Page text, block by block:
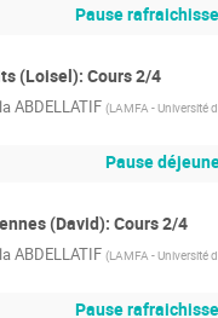
Pause
(Loisel): Cours 2/4
ABDELLATIF (LAMFA - Université
Pause
(David): Cours 2/4
ABDELLATIF (LAMFA - Université
Pause